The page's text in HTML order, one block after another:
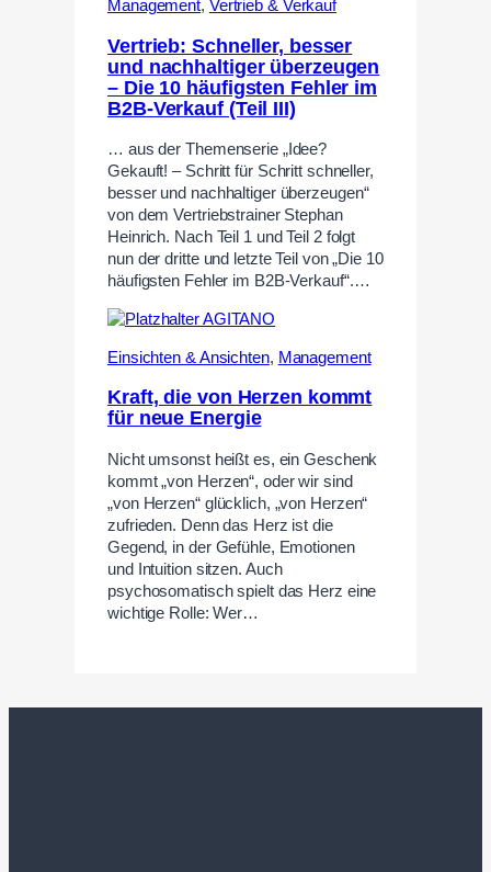
Management, Vertrieb & Verkauf
Vertrieb: Schneller, besser
und nachhaltiger überzeugen
– Die 10 häufigsten Fehler im
B2B-Verkauf (Teil III)
… aus der Themenserie „Idee?
Gekauft! – Schritt für Schritt schneller,
besser und nachhaltiger überzeugen“
von dem Vertriebstrainer Stephan
Heinrich. Nach Teil 1 und Teil 2 folgt
nun der dritte und letzte Teil von „Die 10
häufigsten Fehler im B2B-Verkauf“.…
Einsichten & Ansichten, Management
Kraft, die von Herzen kommt
für neue Energie
Nicht umsonst heißt es, ein Geschenk
kommt „von Herzen“, oder wir sind
„von Herzen“ glücklich, „von Herzen“
zufrieden. Denn das Herz ist die
Gegend, in der Gefühle, Emotionen
und Intuition sitzen. Auch
psychosomatisch spielt das Herz eine
wichtige Rolle: Wer…